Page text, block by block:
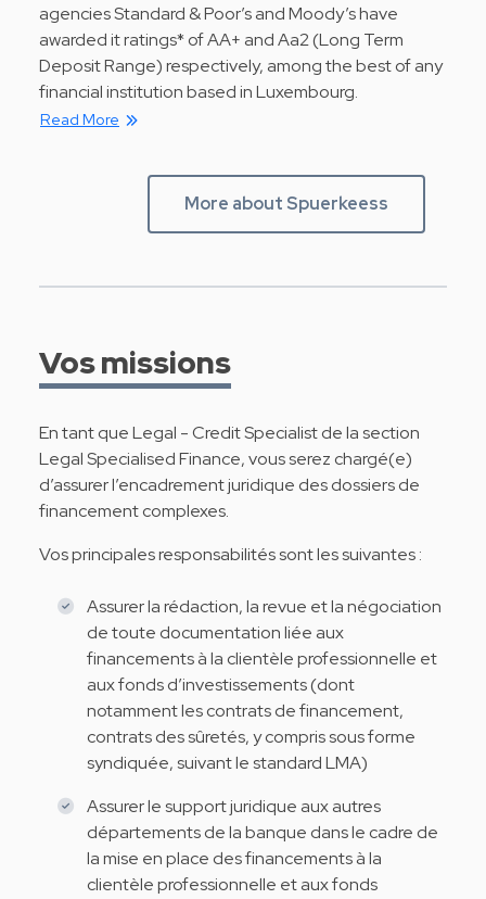
agencies Standard & Poor’s and Moody’s have
awarded it ratings* of AA+ and Aa2 (Long Term
Deposit Range) respectively, among the best of any
financial institution based in Luxembourg.
Read More
More about Spuerkeess
Vos missions
En tant que Legal - Credit Specialist de la section
Legal Specialised Finance, vous serez chargé(e)
d’assurer l’encadrement juridique des dossiers de
financement complexes.
Vos principales responsabilités sont les suivantes :
Assurer la rédaction, la revue et la négociation
de toute documentation liée aux
financements à la clientèle professionnelle et
aux fonds d’investissements (dont
notamment les contrats de financement,
contrats des sûretés, y compris sous forme
syndiquée, suivant le standard LMA)
Assurer le support juridique aux autres
départements de la banque dans le cadre de
la mise en place des financements à la
clientèle professionnelle et aux fonds